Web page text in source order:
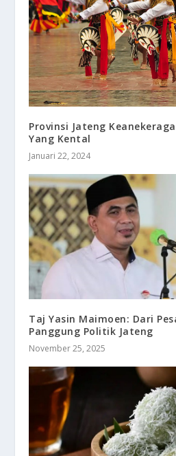
Provinsi Jateng
Yang Kental
Januari 22, 2024
Taj Yasin Maimoen: Dari
Panggung Politik Jateng
November 25, 2025